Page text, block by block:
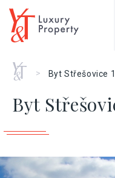
Home
> Byt Střešovice
Byt